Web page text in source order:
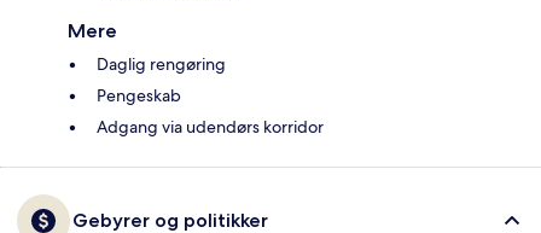
Mere
Daglig rengøring
Pengeskab
Adgang via udendørs korridor
Gebyrer og politikker